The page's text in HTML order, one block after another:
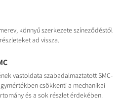
könnyű szerkezete színeződéstől
ad vissza.
vastoldata szabadalmaztatott SMC-
csökkenti a mechanikai
és a sok részlet érdekében.